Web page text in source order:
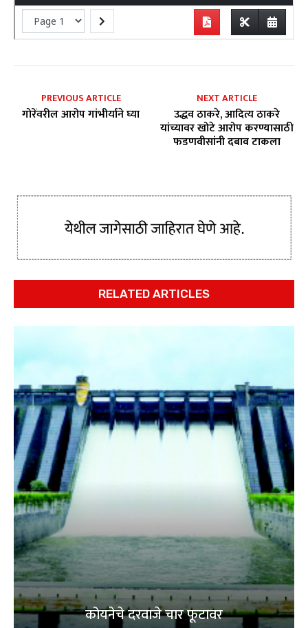
PREVIOUS ARTICLE
गोरेंवरील आरोप गांभीर्याने घ्या
NEXT ARTICLE
उद्धव ठाकरे, आदित्य ठाकरे
यांच्यावर खोटे आरोप करण्यासाठी
फडणवीसांनी दबाव टाकला
RELATED ARTICLES
कोयनेचे दरवाजे चार फूटावर